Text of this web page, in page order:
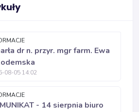
dr n. przyr. mgr farm. Ewa
08-05 14:02
- 14 sierpnia biuro